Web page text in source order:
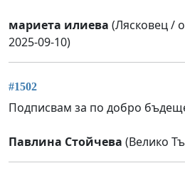
мариета илиева (Лясковец /
2025-09-10)
#1502
Подписвам за по добро
Павлина Стойчева (Велико